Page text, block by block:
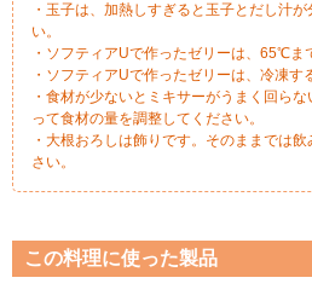
・玉子は、加熱しすぎると玉子とだし汁
い。
・ソフティアUで作ったゼリーは、65℃ま
・ソフティアUで作ったゼリーは、冷凍す
・食材が少ないとミキサーがうまく回ら
って食材の量を調整してください。
・大根おろしは飾りです。そのままでは
さい。
この料理に使った製品